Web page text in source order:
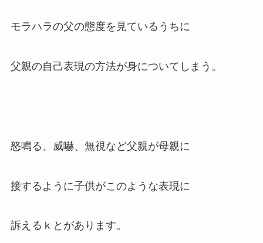
モラハラの父の態度を見ているうちに
父親の自己表現の方法が身についてしまう。
怒鳴る、威嚇、無視など父親が母親に
接するように子供がこのような表現に
訴えるｋとがあります。